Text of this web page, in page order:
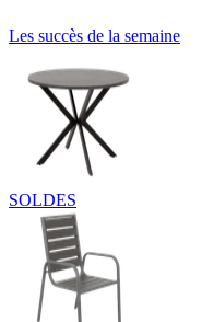
Les succès de la semaine
SOLDES